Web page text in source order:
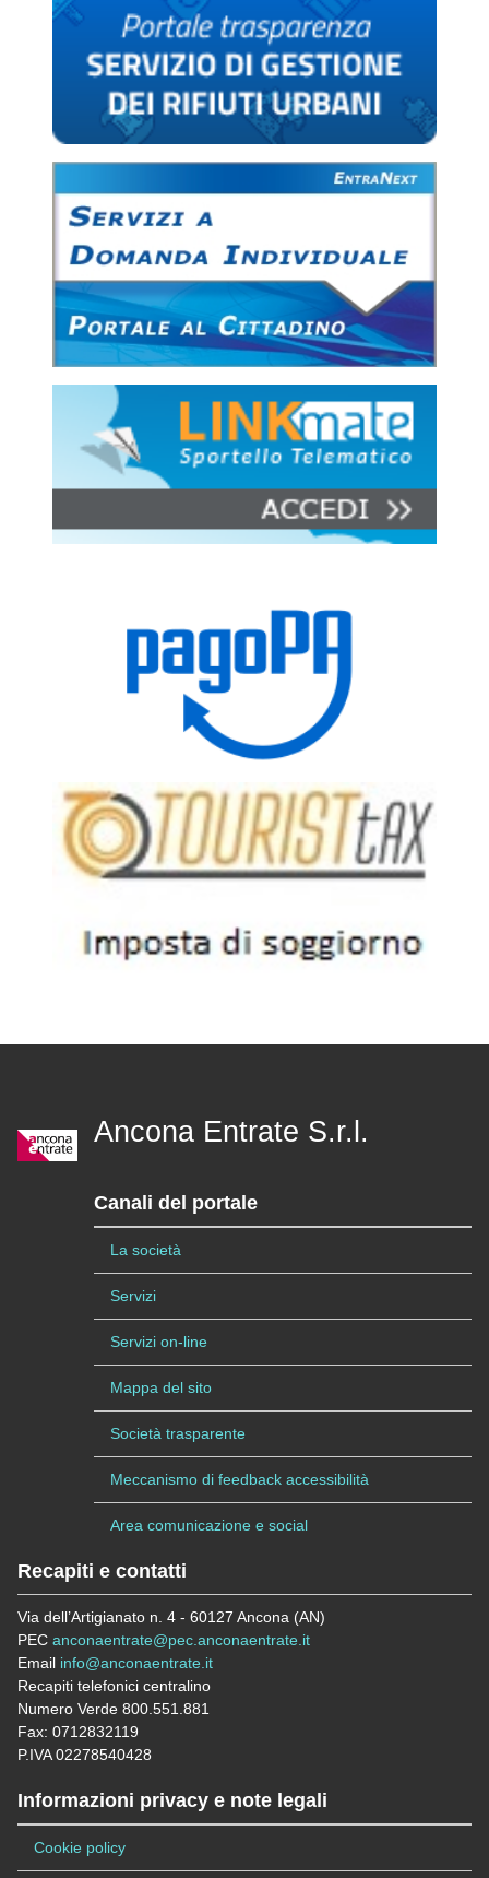
Ancona Entrate S.r.l.
Canali del portale
La società
Servizi
Servizi on-line
Mappa del sito
Società trasparente
Meccanismo di feedback accessibilità
Area comunicazione e social
Recapiti e contatti
Via dell’Artigianato n. 4 - 60127 Ancona (AN)
PEC anconaentrate@pec.anconaentrate.it
Email info@anconaentrate.it
Recapiti telefonici centralino
Numero Verde 800.551.881
Fax: 0712832119
P.IVA 02278540428
Informazioni privacy e note legali
Cookie policy